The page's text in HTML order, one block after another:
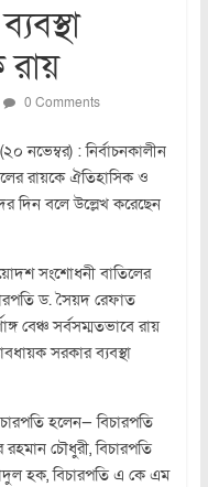
রায়
0 Comments
নভেম্বর) : নির্বাচনকালীন
রায়কে ঐতিহাসিক ও
দিন বলে উল্লেখ করেছেন
সংশোধনী বাতিলের
ড. সৈয়দ রেফাত
বেঞ্চ সর্বসম্মতভাবে রায়
সরকার ব্যবস্থা
হলেন— বিচারপতি
চৌধুরী, বিচারপতি
হক, বিচারপতি এ কে এম